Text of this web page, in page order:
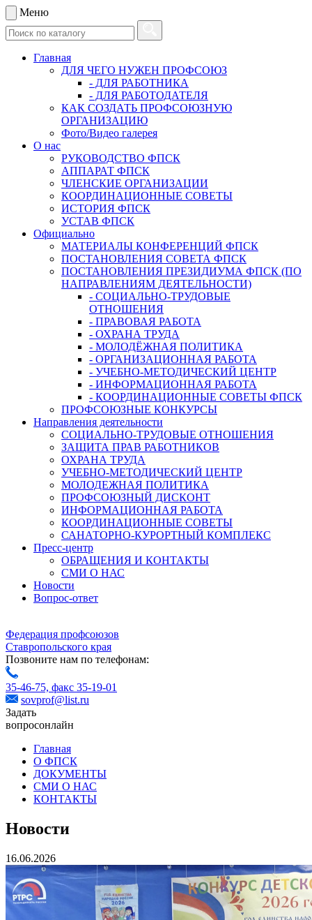
Меню
Главная
ДЛЯ ЧЕГО НУЖЕН ПРОФСОЮЗ
- ДЛЯ РАБОТНИКА
- ДЛЯ РАБОТОДАТЕЛЯ
КАК СОЗДАТЬ ПРОФСОЮЗНУЮ
ОРГАНИЗАЦИЮ
Фото/Видео галерея
О нас
РУКОВОДСТВО ФПСК
АППАРАТ ФПСК
ЧЛЕНСКИЕ ОРГАНИЗАЦИИ
КООРДИНАЦИОННЫЕ СОВЕТЫ
ИСТОРИЯ ФПСК
УСТАВ ФПСК
Официально
МАТЕРИАЛЫ КОНФЕРЕНЦИЙ ФПСК
ПОСТАНОВЛЕНИЯ СОВЕТА ФПСК
ПОСТАНОВЛЕНИЯ ПРЕЗИДИУМА ФПСК (ПО
НАПРАВЛЕНИЯМ ДЕЯТЕЛЬНОСТИ)
- СОЦИАЛЬНО-ТРУДОВЫЕ
ОТНОШЕНИЯ
- ПРАВОВАЯ РАБОТА
- ОХРАНА ТРУДА
- МОЛОДЁЖНАЯ ПОЛИТИКА
- ОРГАНИЗАЦИОННАЯ РАБОТА
- УЧЕБНО-МЕТОДИЧЕСКИЙ ЦЕНТР
- ИНФОРМАЦИОННАЯ РАБОТА
- КООРДИНАЦИОННЫЕ СОВЕТЫ ФПСК
ПРОФСОЮЗНЫЕ КОНКУРСЫ
Направления деятельности
СОЦИАЛЬНО-ТРУДОВЫЕ ОТНОШЕНИЯ
ЗАЩИТА ПРАВ РАБОТНИКОВ
ОХРАНА ТРУДА
УЧЕБНО-МЕТОДИЧЕСКИЙ ЦЕНТР
МОЛОДЕЖНАЯ ПОЛИТИКА
ПРОФСОЮЗНЫЙ ДИСКОНТ
ИНФОРМАЦИОННАЯ РАБОТА
КООРДИНАЦИОННЫЕ СОВЕТЫ
САНАТОРНО-КУРОРТНЫЙ КОМПЛЕКС
Пресс-центр
ОБРАЩЕНИЯ И КОНТАКТЫ
СМИ О НАС
Новости
Вопрос-ответ
Федерация профсоюзов
Ставропольского края
Позвоните нам по телефонам:
35-46-75, факс 35-19-01
sovprof@list.ru
Задать
вопросонлайн
Главная
О ФПСК
ДОКУМЕНТЫ
СМИ О НАС
КОНТАКТЫ
Новости
16.06.2026